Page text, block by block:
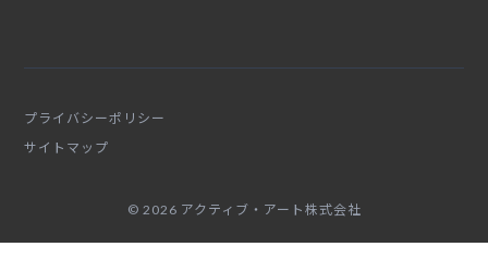
プライバシーポリシー
サイトマップ
© 2026 アクティブ・アート株式会社